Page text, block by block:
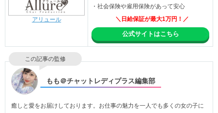
アリュール
・社会保険や雇用保険があって安心
＼日給保証が最大1万円！／
公式サイトはこちら
この記事の監修
もも＠チャットレディプラス編集部
癒しと愛をお届けしております。お仕事の魅力を一人でも多くの女の子に